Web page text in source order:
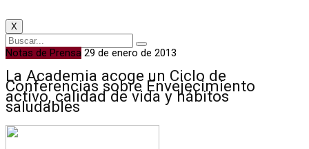
X
Notas de Prensa 29 de enero de 2013
La Academia acoge un Ciclo de
Conferencias sobre Envejecimiento
activo, calidad de vida y hábitos
saludables